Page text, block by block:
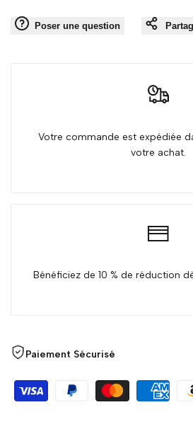
"product" "product"
Poser une question
Votre commande est expédiée
votre achat.
Bénéficiez de 10 % de réduction
Paiement Sécurisé